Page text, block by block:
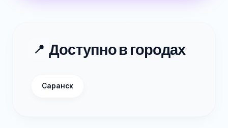
📍 Доступно в городах
Саранск